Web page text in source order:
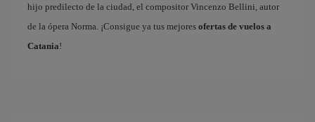
hijo predilecto de la ciudad, el compositor Vincenzo Bellini, autor
de la ópera Norma. ¡Consigue ya tus mejores ofertas de vuelos a
Catania!